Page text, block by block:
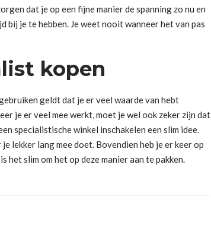
dat je op een fijne manier de spanning zo nu en
bij je te hebben. Je weet nooit wanneer het van pas
kopen
geldt dat je er veel waarde van hebt
je er veel mee werkt, moet je wel ook zeker zijn dat
specialistische winkel inschakelen een slim idee.
lekker lang mee doet. Bovendien heb je er keer op
het slim om het op deze manier aan te pakken.